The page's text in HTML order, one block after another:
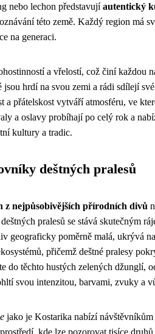
nebo lechon představujíautentický
této země. Každý region má
na generaci.
a vřelostí, což činí každou
hrdí na svou zemi a rádi sdílejí
a přátelskost vytváří atmosféru, ve
a oslavy probíhají po celý rok a
kultury a tradic.
deštných pralesů
z nejpůsobivějších přírodních divů
pralesů se stává skutečným
geograficky poměrně malá, ukrývá
přičemž deštné pralesy
do těchto hustých zelených džunglí,
svou intenzitou, barvami, zvuky a
jako je Kostarika nabízí